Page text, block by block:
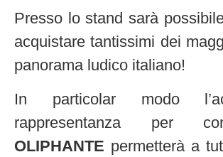
Presso lo stand sarà
acquistare tantissimi dei
panorama ludico italiano!
In particolar modo
rappresentanza per
OLIPHANTE permetterà a